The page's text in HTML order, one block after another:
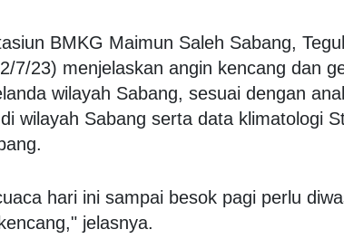
BMKG Maimun Saleh Sabang,
7/23) menjelaskan angin kencang dan
wilayah Sabang, sesuai dengan
wilayah Sabang serta data klimatologi
hari ini sampai besok pagi perlu
jelasnya.